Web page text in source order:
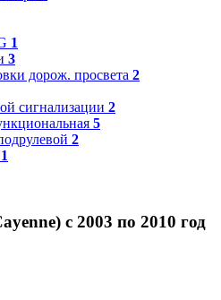
1
3
дорож. просвета 2
сигнализации 2
5
2
1
с 2003 по 2010 год